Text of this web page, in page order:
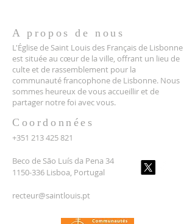
A propos de nous
L'Église de Saint Louis des Français de Lisbonne
est située au cœur de la ville, offrant un lieu de
culte et de rassemblement pour la
communauté francophone de Lisbonne. Nous
sommes heureux de vous accueillir et de
partager notre foi avec vous.
Coordonnées
+351 213 425 821
Beco de São Luís da Pena 34
1150-336 Lisboa, Portugal
recteur@saintlouis.pt